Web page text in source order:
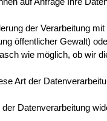
der Verarbeitung mit
öffentlicher Gewalt)
wie möglich, ob wir
Art der
Datenverarbeitung